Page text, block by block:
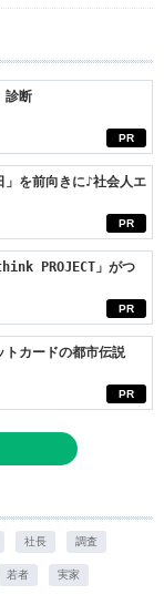
PR
診断
PR
」を前向きに♪社会人エ
PR
PROJECT」がつ
PR
カードの都市伝説
社長 調査
若者 実家